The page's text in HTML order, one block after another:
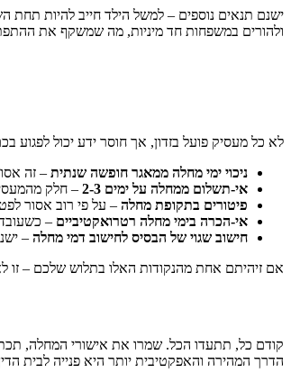
ישנם תנאים נוספים – למשל הילד חייב להיות תחת
ולהורים במשפחות חד מיניות, מה שמשקף את
לא כל מעסיק פועל בזדון, אך חוסר ידע יכול לפגוע
ניכוי ימי מחלה ממאגר חופשה שנתית – זה
אי-תשלום ממחלה על ימים 2-3
– חלק
פיטורים בתקופת מחלה – על פי רוב אסור
אי-הכרה בימי מחלה רטרואקטיביים –
חישוב שגוי של הבסיס לחישוב דמי מחלה –
אם זיהיתם אחת מהנקודות האלו בתלוש שלכם – זו
קודם כל, תתעדו הכל. שמרו את אישורי המחלה,
הדרך המהירה והאפקטיבית יותר היא פנייה לבית